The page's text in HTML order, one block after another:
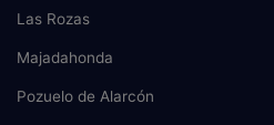
Las Rozas
Majadahonda
Pozuelo de Alarcón